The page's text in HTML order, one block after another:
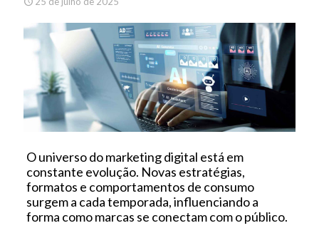
O universo do marketing digital está em
constante evolução. Novas estratégias,
formatos e comportamentos de consumo
surgem a cada temporada, influenciando a
forma como marcas se conectam com o público.